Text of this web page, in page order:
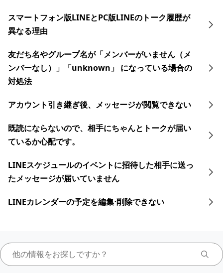
スマートフォン版LINEとPC版LINEのトーク履歴が
異なる理由
友だち名やグループ名が「メンバーがいません（メ
ンバーなし）」「unknown」 になっている場合の
対処法
アカウント引き継ぎ後、メッセージが閲覧できない
既読にならないので、相手にちゃんとトークが届い
ているか心配です。
LINEスケジュールのイベントに招待した相手に送っ
たメッセージが届いていません
LINEカレンダーの予定を編集⋅削除できない